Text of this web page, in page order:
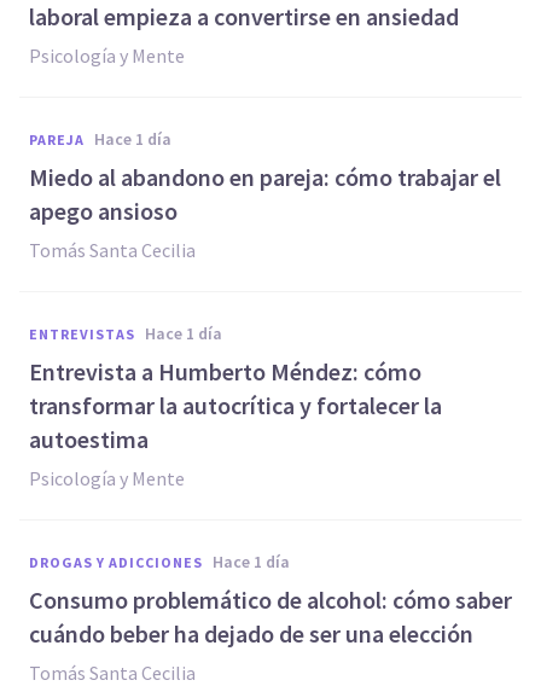
laboral empieza a convertirse en ansiedad
Psicología y Mente
PAREJA hace 1 día
Miedo al abandono en pareja: cómo trabajar el
apego ansioso
Tomás Santa Cecilia
ENTREVISTAS hace 1 día
Entrevista a Humberto Méndez: cómo
transformar la autocrítica y fortalecer la
autoestima
Psicología y Mente
DROGAS Y ADICCIONES hace 1 día
Consumo problemático de alcohol: cómo saber
cuándo beber ha dejado de ser una elección
Tomás Santa Cecilia